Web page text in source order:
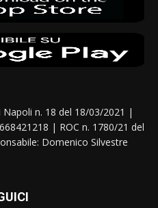
n. 18 del 18/03/2021 |
| ROC n. 1780/21 del
Domenico Silvestre